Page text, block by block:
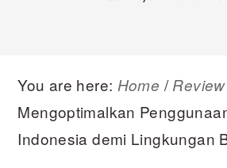
You are here: Home / Review
Mengoptimalkan
Indonesia demi Lingkungan